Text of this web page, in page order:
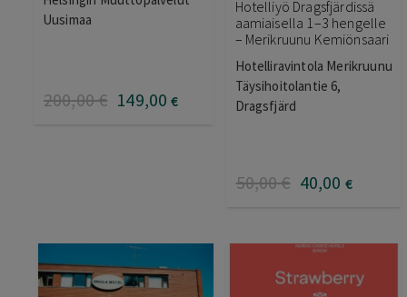
Uusimaa
200,00€ 149,00 €
Hotelliyö Dragsfjärdissä
aamiaisella 1–3 hengelle
– Merikruunu Kemiönsaari
Hotelliravintola Merikruunu
Täysihoitolantie 6,
Dragsfjärd
50,00€ 40,00 €